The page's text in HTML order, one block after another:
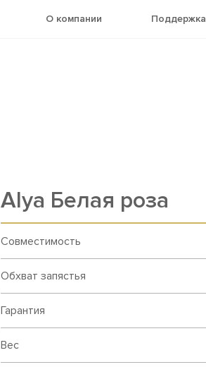
О компании Поддержка
Alya Белая роза
Совместимость
Обхват запястья
Гарантия
Вес